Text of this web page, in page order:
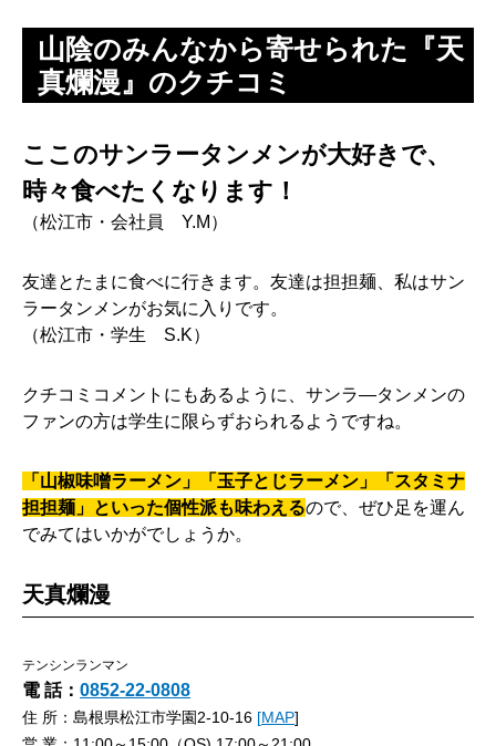
山陰のみんなから寄せられた『天
真爛漫』のクチコミ
ここのサンラータンメンが大好きで、
時々食べたくなります！
（松江市・会社員 Y.M）
友達とたまに食べに行きます。友達は担担麺、私はサン
ラータンメンがお気に入りです。
（松江市・学生 S.K）
クチコミコメントにもあるように、サンラ―タンメンの
ファンの方は学生に限らずおられるようですね。
「山椒味噌ラーメン」「玉子とじラーメン」「スタミナ
担担麺」といった個性派も味わえるので、ぜひ足を運ん
でみてはいかがでしょうか。
天真爛漫
テンシンランマン
電 話： 0852-22-0808
住 所：島根県松江市学園2-10-16 [MAP]